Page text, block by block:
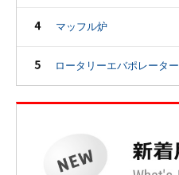
マッフル炉
ロータリーエバポレーター